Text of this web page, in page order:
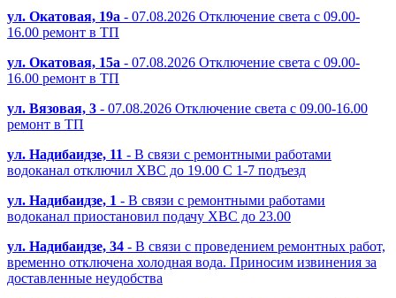
ул. Окатовая, 19а - 07.08.2026 Отключение света с 09.00-
16.00 ремонт в ТП
ул. Окатовая, 15а - 07.08.2026 Отключение света с 09.00-
16.00 ремонт в ТП
ул. Вязовая, 3 - 07.08.2026 Отключение света с 09.00-16.00
ремонт в ТП
ул. Надибаидзе, 11 - В связи с ремонтными работами
водоканал отключил ХВС до 19.00 С 1-7 подъезд
ул. Надибаидзе, 1 - В связи с ремонтными работами
водоканал приостановил подачу ХВС до 23.00
ул. Надибаидзе, 34 - В связи с проведением ремонтных работ,
временно отключена холодная вода. Приносим извинения за
доставленные неудобства